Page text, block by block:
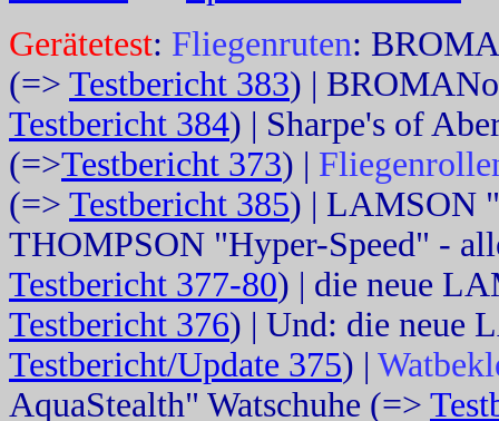
Gerätetest: Fliegenruten:
(=> Testbericht 383) |
Testbericht 384) | Sharpe's of
(=>Testbericht 373) |
(=> Testbericht 385) | LAMSON
THOMPSON "Hyper-Speed" -
Testbericht 377-80) | die neue
Testbericht 376) | Und: die neue
Testbericht/Update 375) |
AquaStealth" Watschuhe (=>